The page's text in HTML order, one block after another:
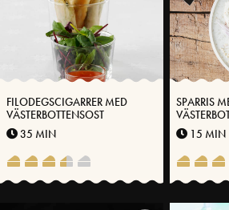
FILODEGSCIGARRER MED
VÄSTERBOTTENSOST
35 MIN
SPARRIS
15 MIN